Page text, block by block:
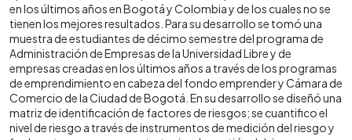
en los últimos años en Bogotá y Colombia y de los cuales no se
tienen los mejores resultados. Para su desarrollo se tomó una
muestra de estudiantes de décimo semestre del programa de
Administración de Empresas de la Universidad Libre y de
empresas creadas en los últimos años a través de los programas
de emprendimiento en cabeza del fondo emprender y Cámara de
Comercio de la Ciudad de Bogotá. En su desarrollo se diseñó una
matriz de identificación de factores de riesgos; se cuantifico el
nivel de riesgo a través de instrumentos de medición del riesgo y